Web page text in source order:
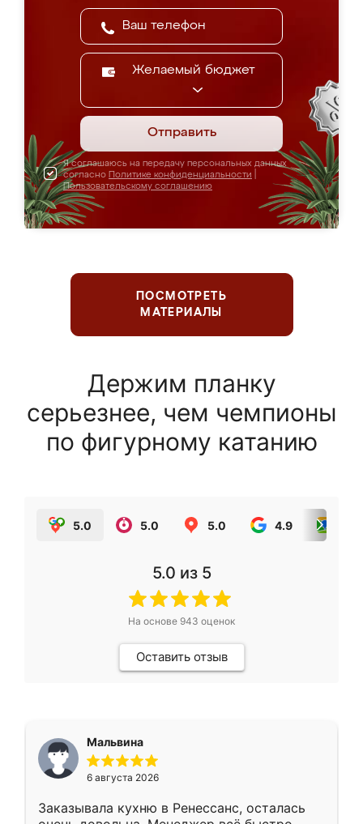
Желаемый бюджет
Отправить
Я соглашаюсь на передачу персональных данных
согласно Политике конфиденциальности
Пользовательскому соглашению
ПОСМОТРЕТЬ
МАТЕРИАЛЫ
Держим планку
серьезнее, чем чемпионы
по фигурному катанию
5.0 5.0 5.0 4.9
5.0 из 5
На основе 943 оценок
Оставить отзыв
Мальвина
6 августа 2026
Заказывала кухню в Ренессанс, осталась